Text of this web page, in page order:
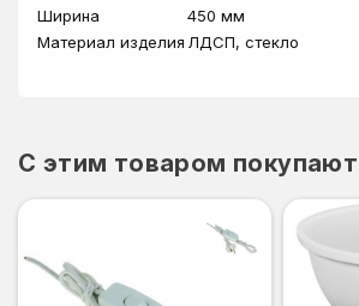
Ширина
450 мм
Материал изделия ЛДСП, стекло
C этим товаром